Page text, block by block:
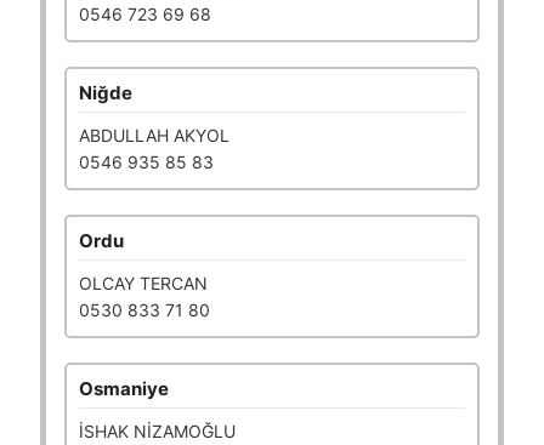
0546 723 69 68
Niğde
ABDULLAH AKYOL
0546 935 85 83
Ordu
OLCAY TERCAN
0530 833 71 80
Osmaniye
İSHAK NİZAMOĞLU